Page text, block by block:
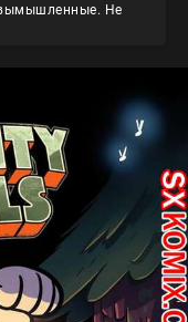
вымышленные. Не